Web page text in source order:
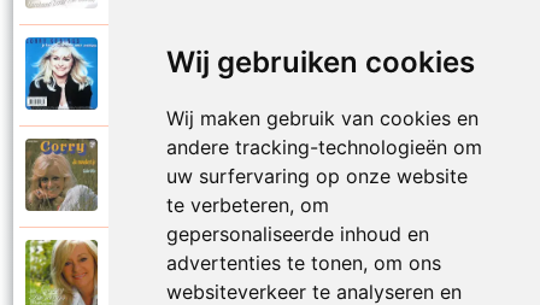
Wij gebruiken cookies
Wij maken gebruik van cookies en
andere tracking-technologieën om
uw surfervaring op onze website
te verbeteren, om
gepersonaliseerde inhoud en
advertenties te tonen, om ons
websiteverkeer te analyseren en
Corry Konings
Je kan je leven nooit meer overdoen
Je moedertje
Corry Konings